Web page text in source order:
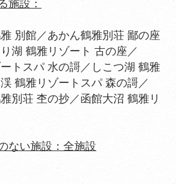
施設：
別館／あかん鶴雅別荘 鄙の座
湖 鶴雅リゾート 古の座／
トスパ 水の謌／しこつ湖 鶴雅
鶴雅リゾートスパ 森の謌／
別荘 杢の抄／函館大沼 鶴雅リ
ない施設：全施設